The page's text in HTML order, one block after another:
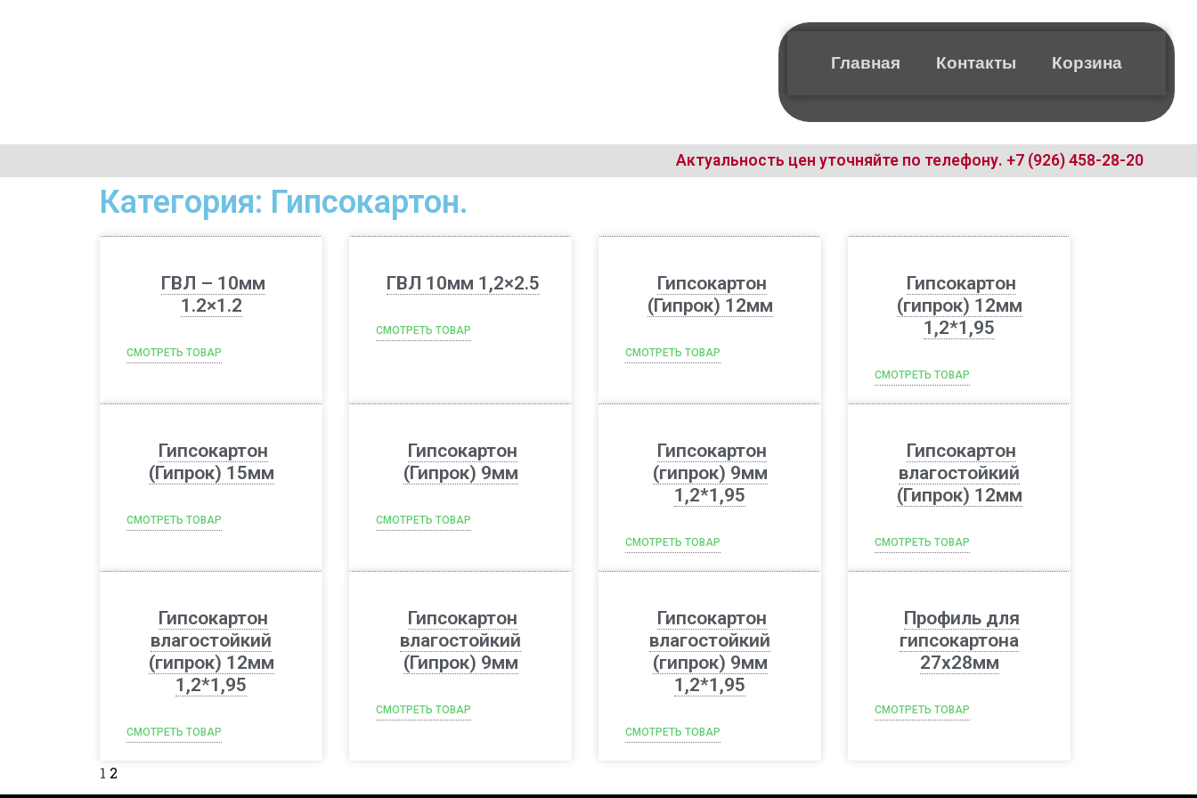
Главная Контакты Корзина
Актуальность цен уточняйте по телефону. +7 (926) 458-28-20
Категория: Гипсокартон.
ГВЛ – 10мм
1.2×1.2
СМОТРЕТЬ ТОВАР
ГВЛ 10мм 1,2×2.5
СМОТРЕТЬ ТОВАР
Гипсокартон
(Гипрок) 12мм
СМОТРЕТЬ ТОВАР
Гипсокартон
(гипрок) 12мм
1,2*1,95
СМОТРЕТЬ ТОВАР
Гипсокартон
(Гипрок) 15мм
СМОТРЕТЬ ТОВАР
Гипсокартон
(Гипрок) 9мм
СМОТРЕТЬ ТОВАР
Гипсокартон
(гипрок) 9мм
1,2*1,95
СМОТРЕТЬ ТОВАР
Гипсокартон
влагостойкий
(Гипрок) 12мм
СМОТРЕТЬ ТОВАР
Гипсокартон
влагостойкий
(гипрок) 12мм
1,2*1,95
СМОТРЕТЬ ТОВАР
Гипсокартон
влагостойкий
(Гипрок) 9мм
СМОТРЕТЬ ТОВАР
Гипсокартон
влагостойкий
(гипрок) 9мм
1,2*1,95
СМОТРЕТЬ ТОВАР
Профиль для
гипсокартона
27х28мм
СМОТРЕТЬ ТОВАР
1 2